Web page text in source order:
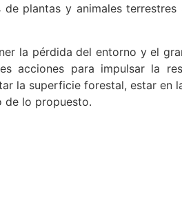
plantas y animales
la pérdida del entorno y el
acciones para impulsar la
la superficie forestal, estar en
de lo propuesto.